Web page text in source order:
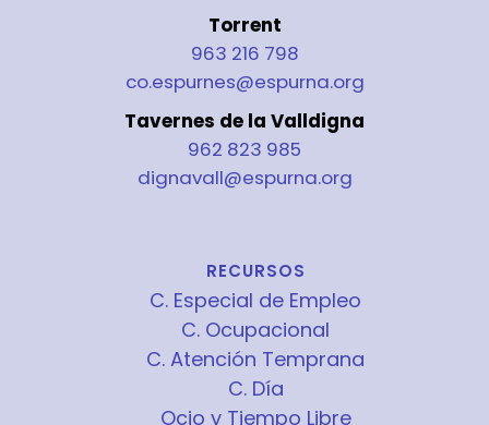
Torrent
963 216 798
co.espurnes@espurna.org
Tavernes de la Valldigna
962 823 985
dignavall@espurna.org
RECURSOS
C. Especial de Empleo
C. Ocupacional
C. Atención Temprana
C. Día
Ocio y Tiempo Libre